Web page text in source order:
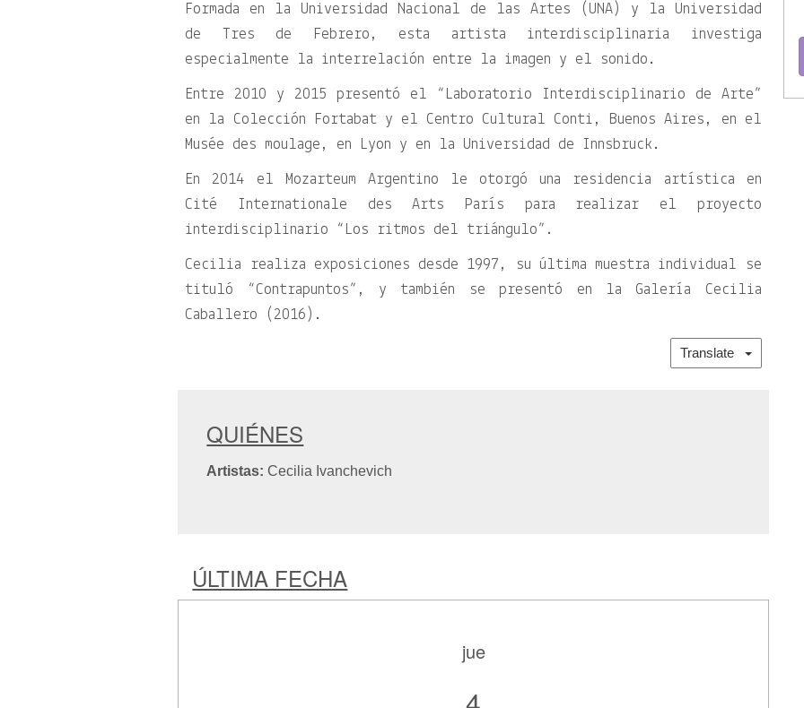
Formada en la Universidad Nacional de las Artes (UNA) y la Universidad
de Tres de Febrero, esta artista interdisciplinaria investiga
especialmente la interrelación entre la imagen y el sonido.
Entre 2010 y 2015 presentó el “Laboratorio Interdisciplinario de Arte”
en la Colección Fortabat y el Centro Cultural Conti, Buenos Aires, en el
Musée des moulage, en Lyon y en la Universidad de Innsbruck.
En 2014 el Mozarteum Argentino le otorgó una residencia artística en
Cité Internationale des Arts París para realizar el proyecto
interdisciplinario “Los ritmos del triángulo”.
Cecilia realiza exposiciones desde 1997, su última muestra individual se
tituló “Contrapuntos”, y también se presentó en la Galería Cecilia
Caballero (2016).
Translate
QUIÉNES
Artistas: Cecilia Ivanchevich
ÚLTIMA FECHA
jue